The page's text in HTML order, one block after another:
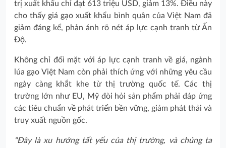
trị xuất khẩu chỉ đạt 613 triệu USD, giảm 13%. Điều này
cho thấy giá gạo xuất khẩu bình quân của Việt Nam đã
giảm đáng kể, phản ánh rõ nét áp lực cạnh tranh từ Ấn
Độ.
Không chỉ đối mặt với áp lực cạnh tranh về giá, ngành
lúa gạo Việt Nam còn phải thích ứng với những yêu cầu
ngày càng khắt khe từ thị trường quốc tế. Các thị
trường lớn như EU, Mỹ đòi hỏi sản phẩm phải đáp ứng
các tiêu chuẩn về phát triển bền vững, giảm phát thải và
truy xuất nguồn gốc.
“Đây là xu hướng tất yếu của thị trường, và chúng ta